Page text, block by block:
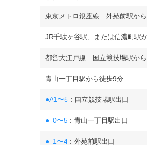
東京メトロ銀座線 外苑前駅か
JR千駄ヶ谷駅、または信濃町駅
都営大江戸線 国立競技場駅か
青山一丁目駅から徒歩9分
●A1〜5 ：国立競技場駅出口
● 0〜5 ：青山一丁目駅出口
● 1〜4 ：外苑前駅出口